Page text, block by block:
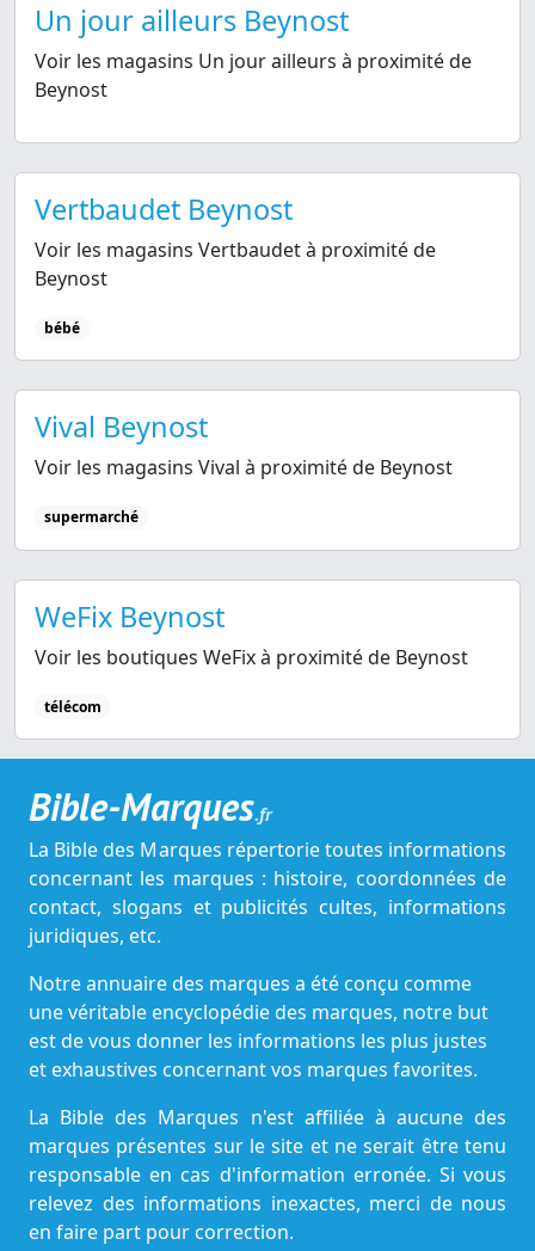
Un jour ailleurs Beynost
Voir les magasins Un jour ailleurs à proximité de
Beynost
Vertbaudet Beynost
Voir les magasins Vertbaudet à proximité de
Beynost
bébé
Vival Beynost
Voir les magasins Vival à proximité de Beynost
supermarché
WeFix Beynost
Voir les boutiques WeFix à proximité de Beynost
télécom
Bible-Marques.fr
La Bible des Marques répertorie toutes informations
concernant les marques : histoire, coordonnées de
contact, slogans et publicités cultes, informations
juridiques, etc.
Notre annuaire des marques a été conçu comme
une véritable encyclopédie des marques, notre but
est de vous donner les informations les plus justes
et exhaustives concernant vos marques favorites.
La Bible des Marques n'est affiliée à aucune des
marques présentes sur le site et ne serait être tenu
responsable en cas d'information erronée. Si vous
relevez des informations inexactes, merci de nous
en faire part pour correction.